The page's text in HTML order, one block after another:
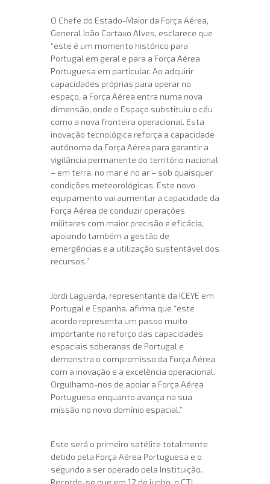
O Chefe do Estado-Maior da Força Aérea,
General João Cartaxo Alves, esclarece que
“este é um momento histórico para
Portugal em geral e para a Força Aérea
Portuguesa em particular. Ao adquirir
capacidades próprias para operar no
espaço, a Força Aérea entra numa nova
dimensão, onde o Espaço substituiu o céu
como a nova fronteira operacional. Esta
inovação tecnológica reforça a capacidade
autónoma da Força Aérea para garantir a
vigilância permanente do território nacional
– em terra, no mar e no ar – sob quaisquer
condições meteorológicas. Este novo
equipamento vai aumentar a capacidade da
Força Aérea de conduzir operações
militares com maior precisão e eficácia,
apoiando também a gestão de
emergências e a utilização sustentável dos
recursos.”
Jordi Laguarda, representante da ICEYE em
Portugal e Espanha, afirma que “este
acordo representa um passo muito
importante no reforço das capacidades
espaciais soberanas de Portugal e
demonstra o compromisso da Força Aérea
com a inovação e a excelência operacional.
Orgulhamo-nos de apoiar a Força Aérea
Portuguesa enquanto avança na sua
missão no novo domínio espacial.”
Este será o primeiro satélite totalmente
detido pela Força Aérea Portuguesa e o
segundo a ser operado pela Instituição.
Recorde-se que em 12 de junho, o CTI